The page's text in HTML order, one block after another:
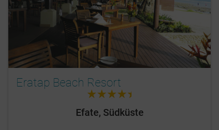
Eratap Beach Resort
4.5
Efate, Südküste